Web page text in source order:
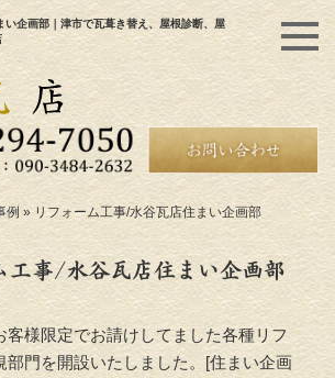
い企画部｜津市で瓦葺き替え、屋根診断、屋
例 » リフォーム工事/水谷瓦店住まい企画部
工事/水谷瓦店住まい企画部
客様限定でお請けしてました各種リフ
部門を開設いたしました。[住まい企画